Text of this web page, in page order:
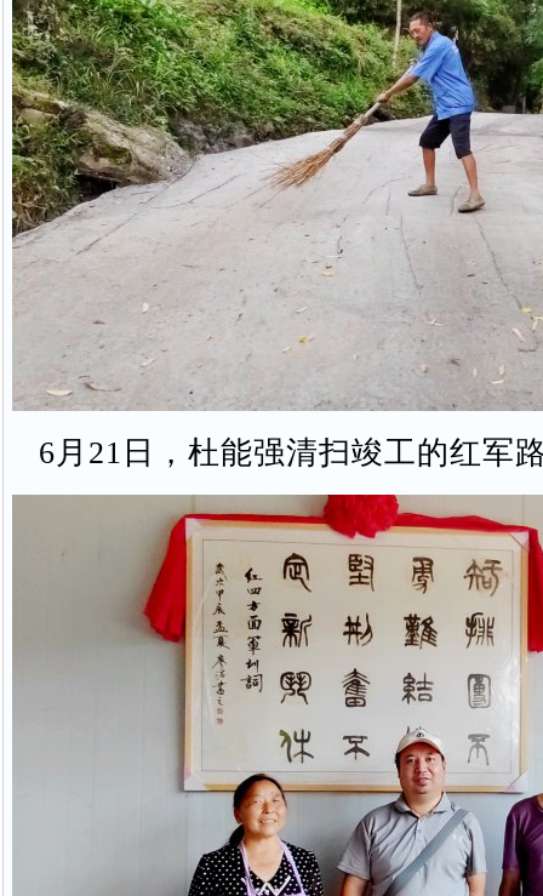
6月21日，杜能强清扫竣工的红军